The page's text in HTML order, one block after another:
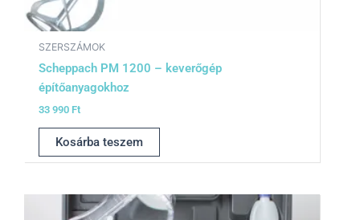
SZERSZÁMOK
Scheppach PM 1200 – keverőgép
építőanyagokhoz
33 990 Ft
Kosárba teszem